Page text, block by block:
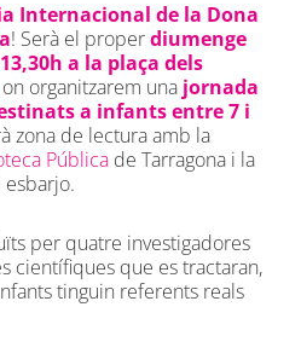
Internacional de la Dona
! Serà el properdiumenge
a la plaça dels
on organitzarem una jornada
a infants entre 7 i
zona de lectura amb la
Pública de Tarragona i la
esbarjo.
per quatre investigadores
científiques que es tractaran,
tinguin referents reals